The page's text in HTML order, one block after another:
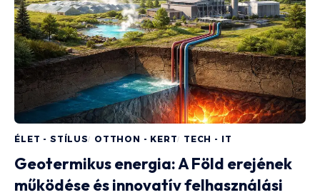
ÉLET - STÍLUS OTTHON - KERT TECH - IT
Geotermikus energia: A Föld erejének
működése és innovatív felhasználási